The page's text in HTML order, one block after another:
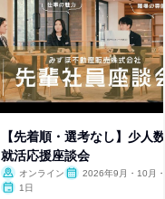
【先着順・選考なし】少人
就活応援座談会
オンライン
2026年9月・10月
1日